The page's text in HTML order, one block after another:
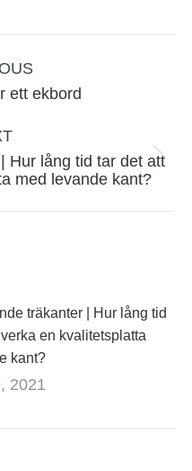
ett ekbord
Hur lång tid tar det att
med levande kant?
träkanter | Hur lång tid
en kvalitetsplatta
kant?
2021